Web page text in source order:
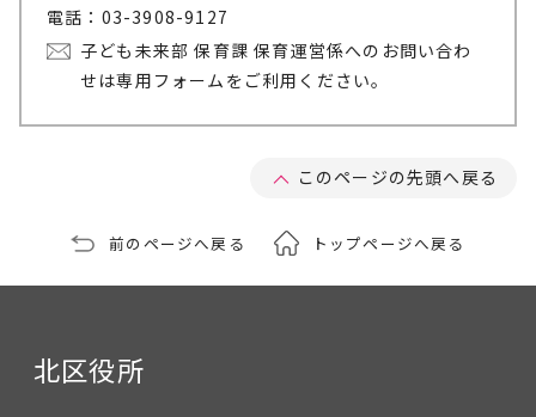
電話：03-3908-9127
子ども未来部 保育課 保育運営係へのお問い合わ
せは専用フォームをご利用ください。
このページの先頭へ戻る
前のページへ戻る トップページへ戻る
北区役所